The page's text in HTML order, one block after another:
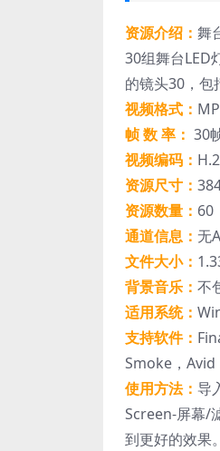
资源介绍： 舞
30组舞台LED
的镜头30，包
视频格式：
帧 数 率： 30
视频编码：
资源尺寸：
资源数量： 60
通道信息： 无
文件大小：
背景音乐： 不
适用系统：
支持软件：
Smoke，Avid
使用方法： 导
Screen-屏幕/
到更好的效果。